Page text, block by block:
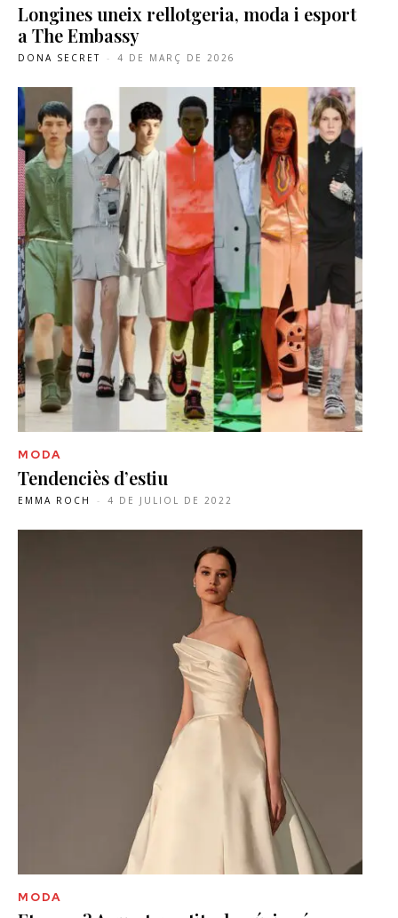
Longines uneix rellotgeria, moda i esport
a The Embassy
DONA SECRET - 4 DE MARÇ DE 2026
MODA
Tendenciès d’estiu
EMMA ROCH - 4 DE JULIOL DE 2022
MODA